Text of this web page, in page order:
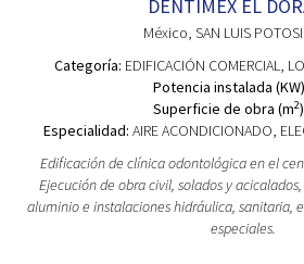
DENTIMEX EL
México, SAN LUIS POTOSI
Categoría: EDIFICACIÓN COMERCIAL,
Potencia instalada
Superficie de obra (m2
Especialidad: AIRE ACONDICIONADO,
Edificación de clínica odontológica en el
Ejecución de obra civil, solados y
aluminio e instalaciones hidráulica, sanitaria,
especiales.